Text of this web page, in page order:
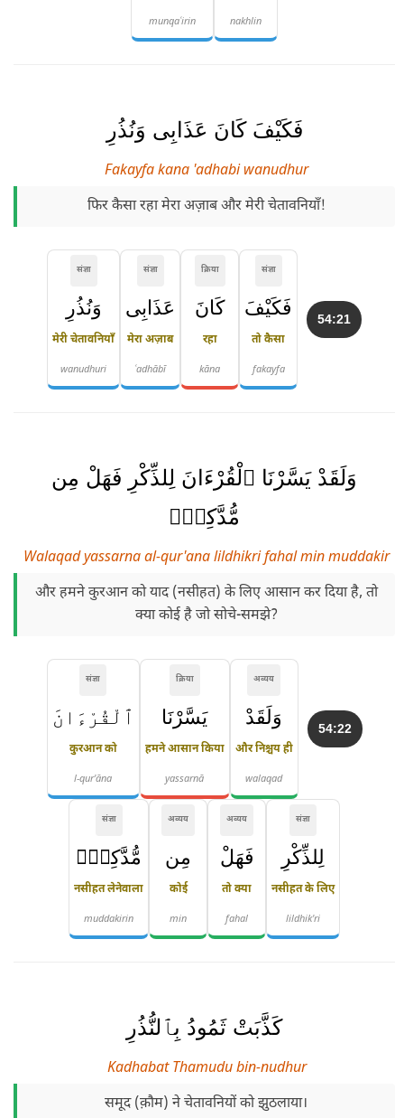
nakhlin
munqaʿirin
فَكَيْفَ كَانَ عَذَابِى وَنُذُرِ
Fakayfa kana 'adhabi wanudhur
फिर कैसा रहा मेरा अज़ाब और मेरी चेतावनियाँ!
54:21
संज्ञा
فَكَيْفَ
तो कैसा
fakayfa
क्रिया
كَانَ
रहा
kāna
संज्ञा
عَذَابِى
मेरा अज़ाब
ʿadhābī
संज्ञा
وَنُذُرِ
मेरी चेतावनियाँ
wanudhuri
وَلَقَدْ يَسَّرْنَا ٱلْقُرْءَانَ لِلذِّكْرِ فَهَلْ مِن
مُّدَّكِرٍۢ
Walaqad yassarna al-qur'ana lildhikri fahal min muddakir
और हमने कुरआन को याद (नसीहत) के लिए आसान कर दिया है, तो
क्या कोई है जो सोचे-समझे?
54:22
अव्यय
وَلَقَدْ
और निश्चय ही
walaqad
क्रिया
يَسَّرْنَا
हमने आसान किया
yassarnā
संज्ञा
ٱلْقُرْءَانَ
कुरआन को
l-qur'āna
संज्ञा
لِلذِّكْرِ
नसीहत के लिए
lildhik'ri
अव्यय
فَهَلْ
तो क्या
fahal
अव्यय
مِن
कोई
min
संज्ञा
مُّدَّكِرٍۢ
नसीहत लेनेवाला
muddakirin
كَذَّبَتْ ثَمُودُ بِٱلنُّذُرِ
Kadhabat Thamudu bin-nudhur
समूद (क़ौम) ने चेतावनियों को झुठलाया।